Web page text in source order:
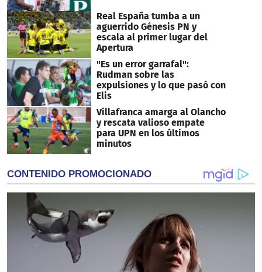
Real España tumba a un
aguerrido Génesis PN y
escala al primer lugar del
Apertura
"Es un error garrafal":
Rudman sobre las
expulsiones y lo que pasó con
Elis
Villafranca amarga al Olancho
y rescata valioso empate
para UPN en los últimos
minutos